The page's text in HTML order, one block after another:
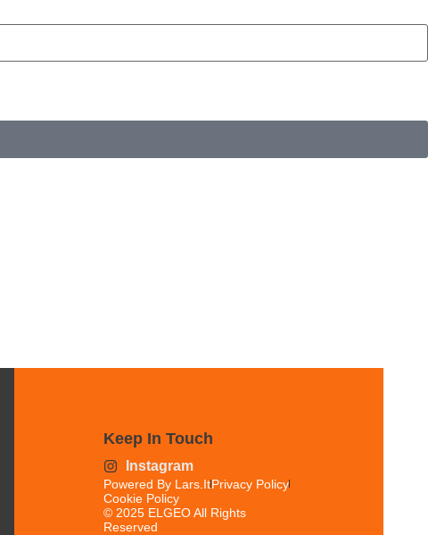
Keep In Touch
Instagram
Powered By Lars.itPrivacy Policy
Cookie Policy
© 2025 ELGEO All Rights
Reserved